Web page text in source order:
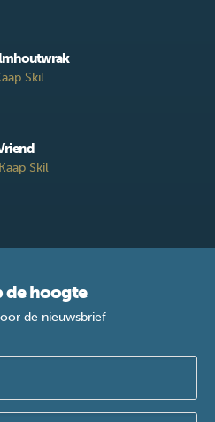
Skil
Skil
de hoogte
de nieuwsbrief